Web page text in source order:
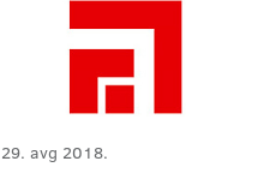
29. avg 2018.